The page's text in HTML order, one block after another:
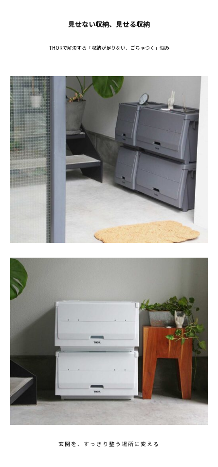
見せない収納、見せる収納
THORで解決する「収納が足りない、ごちゃつく」悩み
玄関を、すっきり整う場所に変える